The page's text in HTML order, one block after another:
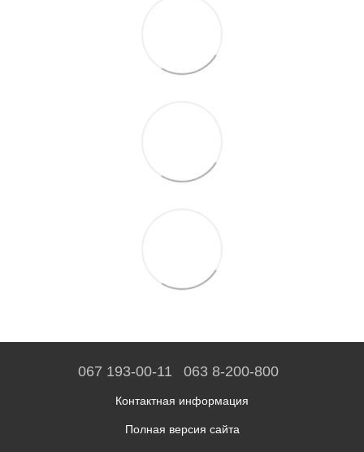
067 193-00-11 063 8-200-800
Контактная информация
Полная версия сайта